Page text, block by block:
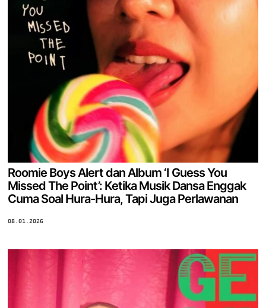
Roomie Boys Alert dan Album ‘I Guess You
Missed The Point’: Ketika Musik Dansa Enggak
Cuma Soal Hura-Hura, Tapi Juga Perlawanan
08.01.2026